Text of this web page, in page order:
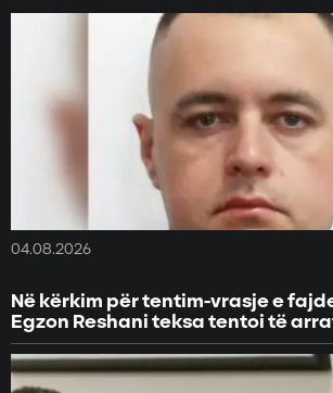
04.08.2026
Në kërkim për tentim-vrasje e
Egzon Reshani teksa tentoi të